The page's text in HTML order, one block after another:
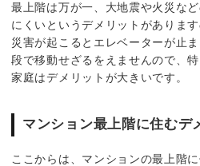
最上階は万が一、大地震や火災な
にくいというデメリットがありま
災害が起こるとエレベーターが止
段で移動せざるをえませんので、
家庭はデメリットが大きいです。
マンション最上階に住むデ
ここからは、マンションの最上階